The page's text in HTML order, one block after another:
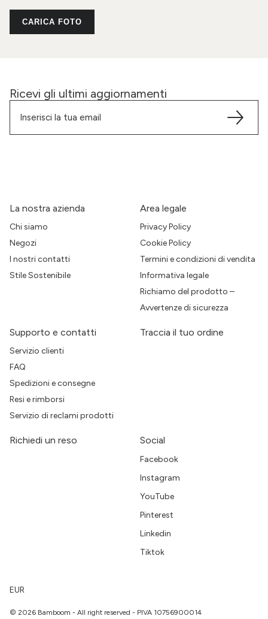
CARICA FOTO
Ricevi gli ultimi aggiornamenti
La nostra azienda
Chi siamo
Negozi
I nostri contatti
Stile Sostenibile
Area legale
Privacy Policy
Cookie Policy
Termini e condizioni di vendita
Informativa legale
Richiamo del prodotto –
Avvertenze di sicurezza
Supporto e contatti
Servizio clienti
FAQ
Spedizioni e consegne
Resi e rimborsi
Servizio di reclami prodotti
Traccia il tuo ordine
Richiedi un reso Social
Facebook
Instagram
YouTube
Pinterest
Linkedin
Tiktok
EUR
© 2026 Bamboom - All right reserved - PIVA 10756900014